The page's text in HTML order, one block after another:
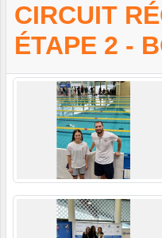
CIRCUIT
ÉTAPE 2 -